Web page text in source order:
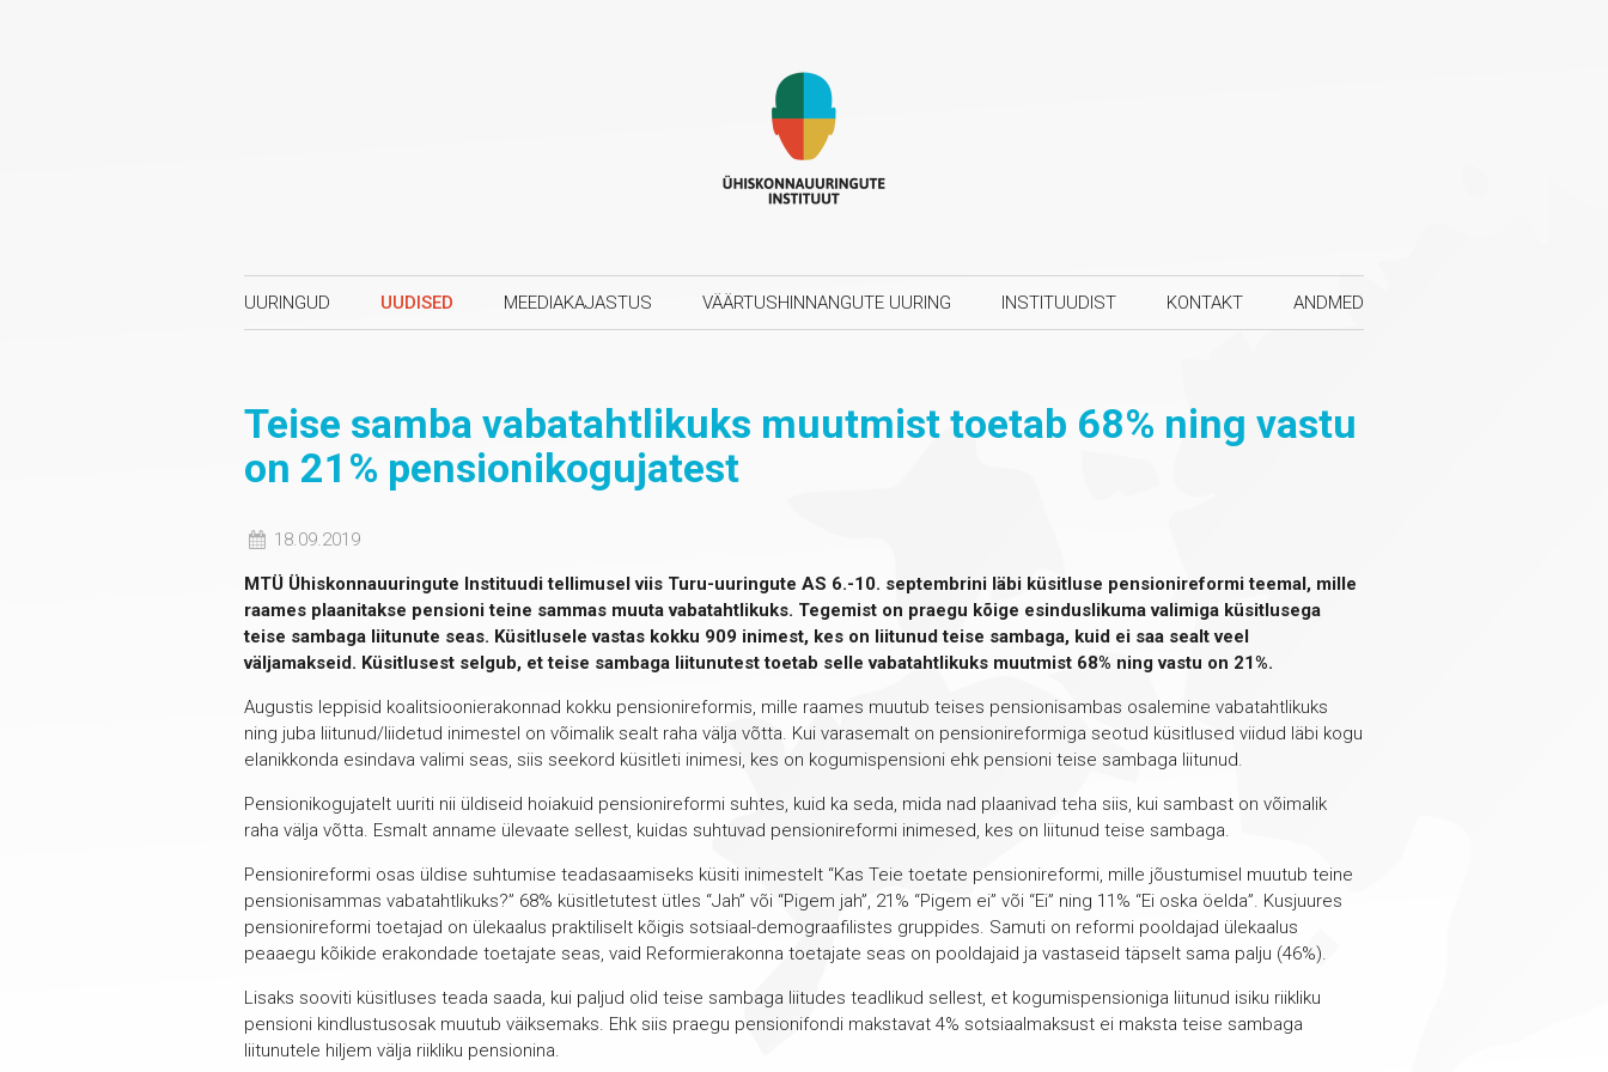
UURINGUD UUDISED MEEDIAKAJASTUS VÄÄRTUSHINNANGUTE UURING INSTITUUDIST KONTAKT ANDMED
Teise samba vabatahtlikuks muutmist toetab 68% ning vastu
on 21% pensionikogujatest
18.09.2019
MTÜ Ühiskonnauuringute Instituudi tellimusel viis Turu-uuringute AS 6.-10. septembrini läbi küsitluse pensionireformi teemal, mille
raames plaanitakse pensioni teine sammas muuta vabatahtlikuks. Tegemist on praegu kõige esinduslikuma valimiga küsitlusega
teise sambaga liitunute seas. Küsitlusele vastas kokku 909 inimest, kes on liitunud teise sambaga, kuid ei saa sealt veel
väljamakseid. Küsitlusest selgub, et teise sambaga liitunutest toetab selle vabatahtlikuks muutmist 68% ning vastu on 21%.
Augustis leppisid koalitsioonierakonnad kokku pensionireformis, mille raames muutub teises pensionisambas osalemine vabatahtlikuks
ning juba liitunud/liidetud inimestel on võimalik sealt raha välja võtta. Kui varasemalt on pensionireformiga seotud küsitlused viidud läbi kogu
elanikkonda esindava valimi seas, siis seekord küsitleti inimesi, kes on kogumispensioni ehk pensioni teise sambaga liitunud.
Pensionikogujatelt uuriti nii üldiseid hoiakuid pensionireformi suhtes, kuid ka seda, mida nad plaanivad teha siis, kui sambast on võimalik
raha välja võtta. Esmalt anname ülevaate sellest, kuidas suhtuvad pensionireformi inimesed, kes on liitunud teise sambaga.
Pensionireformi osas üldise suhtumise teadasaamiseks küsiti inimestelt “Kas Teie toetate pensionireformi, mille jõustumisel muutub teine
pensionisammas vabatahtlikuks?” 68% küsitletutest ütles “Jah” või “Pigem jah”, 21% “Pigem ei” või “Ei” ning 11% “Ei oska öelda”. Kusjuures
pensionireformi toetajad on ülekaalus praktiliselt kõigis sotsiaal-demograafilistes gruppides. Samuti on reformi pooldajad ülekaalus
peaaegu kõikide erakondade toetajate seas, vaid Reformierakonna toetajate seas on pooldajaid ja vastaseid täpselt sama palju (46%).
Lisaks sooviti küsitluses teada saada, kui paljud olid teise sambaga liitudes teadlikud sellest, et kogumispensioniga liitunud isiku riikliku
pensioni kindlustusosak muutub väiksemaks. Ehk siis praegu pensionifondi makstavat 4% sotsiaalmaksust ei maksta teise sambaga
liitunutele hiljem välja riikliku pensionina.